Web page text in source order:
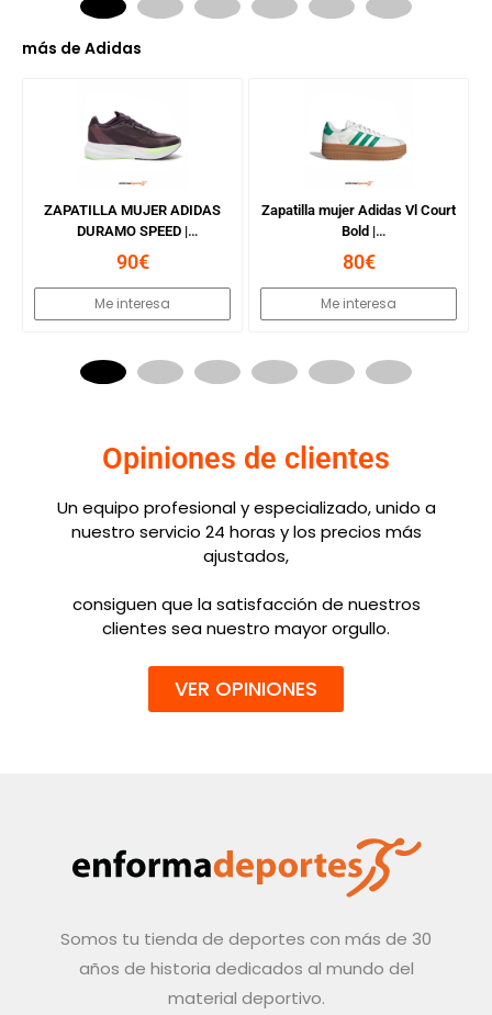
más de Adidas
ZAPATILLA MUJER ADIDAS
DURAMO SPEED |
AURBLA/ZEROMT/CBLACK
90€
Me interesa
Zapatilla mujer Adidas Vl Court
Bold |
CWHITE/COUGRN/GOLDMT
80€
Me interesa
Opiniones de clientes
Un equipo profesional y especializado, unido a
nuestro servicio 24 horas y los precios más
ajustados,
consiguen que la satisfacción de nuestros
clientes sea nuestro mayor orgullo.
VER OPINIONES
Somos tu tienda de deportes con más de 30
años de historia dedicados al mundo del
material deportivo.